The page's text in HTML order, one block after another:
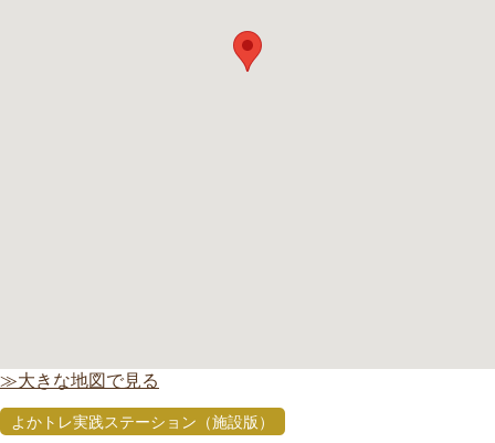
≫大きな地図で見る
よかトレ実践ステーション（施設版）